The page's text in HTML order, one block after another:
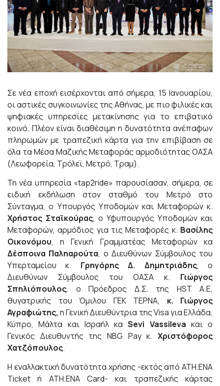
Σε νέα εποχή εισέρχονται από σήμερα, 15 Ιανουαρίου,
οι αστικές συγκοινωνίες της Αθήνας, με πιο φιλικές και
ψηφιακές υπηρεσίες μετακίνησης για το επιβατικό
κοινό. Πλέον είναι διαθέσιμη η δυνατότητα ανέπαφων
πληρωμών με τραπεζική κάρτα για την επιβίβαση σε
όλα τα Μέσα Μαζικής Μεταφοράς αρμοδιότητας ΟΑΣΑ
(Λεωφορεία, Τρόλεϊ, Μετρό, Τραμ).
Τη νέα υπηρεσία «tap2ride» παρουσίασαν, σήμερα, σε
ειδική εκδήλωση στον σταθμό του Μετρό στο
Σύνταγμα, ο Υπουργός Υποδομών και Μεταφορών κ.
Χρήστος Σταϊκούρας, ο Υφυπουργός Υποδομών και
Μεταφορών, αρμόδιος για τις Μεταφορές κ. Βασίλης
Οικονόμου, η Γενική Γραμματέας Μεταφορών κα
Δέσποινα Παληαρούτα, ο Διευθύνων Σύμβουλος του
Υπερταμείου κ. Γρηγόρης Δ. Δημητριάδης, ο
Διευθύνων Σύμβουλος του ΟΑΣΑ κ. Γιώργος
Σπηλιόπουλος, ο Πρόεδρος Δ.Σ. της HST Α.Ε,
θυγατρικής του Όμιλου ΓΕΚ ΤΕΡΝΑ, κ. Γιώργος
Αγραφιώτης, η Γενική Διευθύντρια της Visa για Ελλάδα,
Κύπρο, Μάλτα και Ισραήλ καSevi Vassileva και ο
Γενικός Διευθυντής της NBG Pay κ. Χριστόφορος
Χατζόπουλος.
Η εναλλακτική δυνατότητα χρήσης -εκτός από ATH.ENA
Ticket ή ATH.ENA Card- και τραπεζικής κάρτας